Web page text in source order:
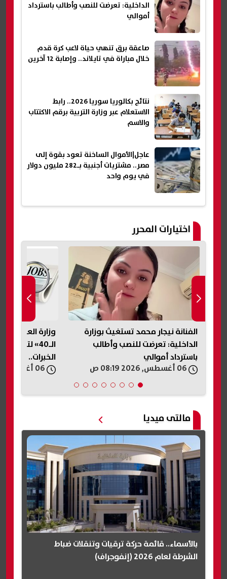
الداخلية: تعرضت للنصب وأطالب باسترداد
أموالي
صاعقة برق تنهي حياة لاعب كرة قدم
خلال مباراة في تايلاند.. وإصابة 12 آخرين
نتائج بكالوريا سوريا 2026.. رابط
الاستعلام عبر وزارة التربية برقم الاكتتاب
والاسم
عاجل|الأموال الساخنة تعود بقوة إلى
مصر.. مشتريات أجنبية بـ282 مليون دولار
في يوم واحد
اختيارات المحرر
وزارة العمل تطلق مبادرة «فوق
الـ40» لتوفير فرص عمل لأصحاب
الخبرات.. اعرف التفاصيل
صاعقة برق
آخرين
مالتى ميديا
بالأسماء.. قائمة حركة ترقيات وتنقلات ضباط
الشرطة لعام 2026 (إنفوجراف)